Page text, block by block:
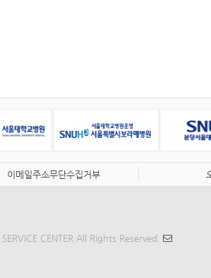
이메일주소무단수집거부
CENTER All Rights Reserved.